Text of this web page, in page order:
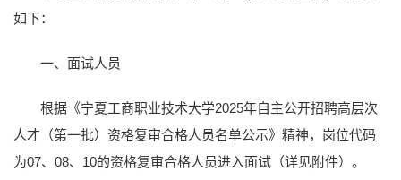
如下：
一、面试人员
根据《宁夏工商职业技术大学2025年自主公开招聘高层次
人才（第一批）资格复审合格人员名单公示》精神，岗位代码
为07、08、10的资格复审合格人员进入面试（详见附件）。